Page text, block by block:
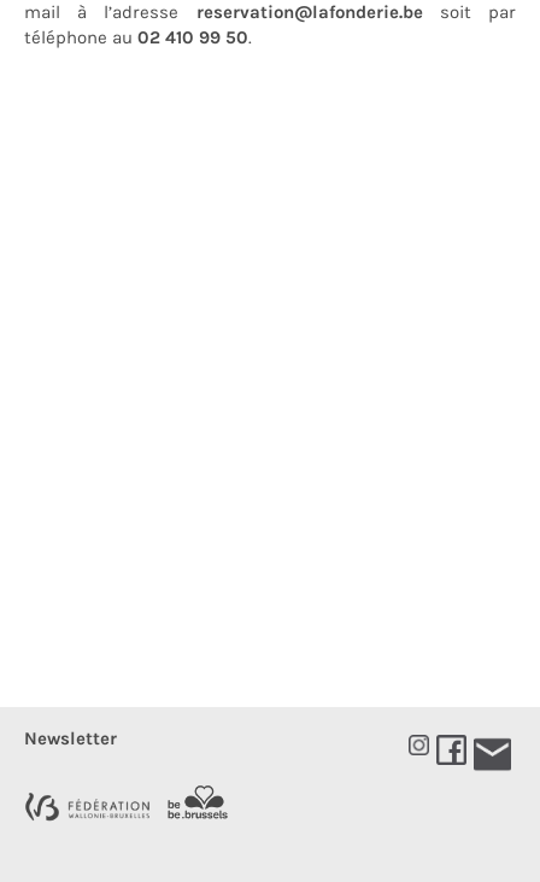
mail à l’adresse reservation@lafonderie.besoit par
téléphone au 02 410 99 50.
Newsletter